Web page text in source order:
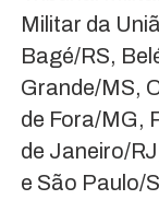
Militar da
Bagé/RS,
Grande/MS,
de Fora/MG,
de Janeiro/
e São Paulo/